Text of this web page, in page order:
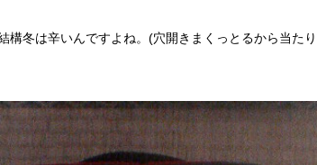
構冬は辛いんですよね。(穴開きまくっとるから当た